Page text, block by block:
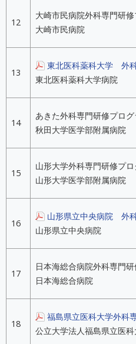
12
大崎市民病院外科専門研
大崎市民病院
13
東北医科薬科大学 外
東北医科薬科大学病院
14
あきた外科専門研修プログ
秋田大学医学部附属病院
15
山形大学外科専門研修プロ
山形大学医学部附属病院
16
山形県立中央病院 外
山形県立中央病院
17
日本海総合病院外科専門
日本海総合病院
18
福島県立医科大学外科
公立大学法人福島県立医